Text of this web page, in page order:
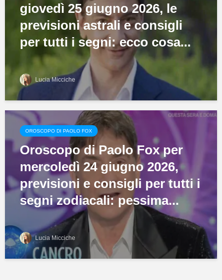
giovedì 25 giugno 2026, le
previsioni astrali e consigli
per tutti i segni: ecco cosa...
Lucia Micciche
OROSCOPO DI PAOLO FOX
Oroscopo di Paolo Fox per
mercoledì 24 giugno 2026,
previsioni e consigli per tutti i
segni zodiacali: pessima...
Lucia Micciche